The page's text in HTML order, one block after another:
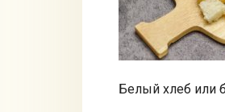
Белый хлеб или